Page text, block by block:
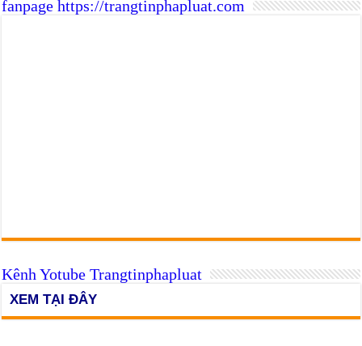
fanpage https://trangtinphapluat.com
Kênh Yotube Trangtinphapluat
XEM TẠI ĐÂY